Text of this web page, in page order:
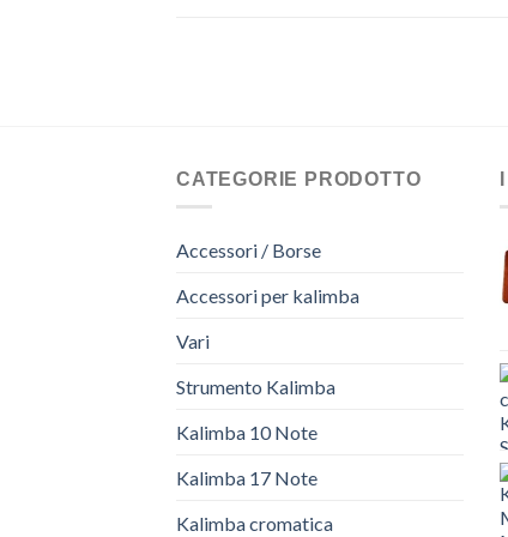
CATEGORIE PRODOTTO
Accessori / Borse
Accessori per kalimba
Vari
Strumento Kalimba
Kalimba 10 Note
Kalimba 17 Note
Kalimba cromatica